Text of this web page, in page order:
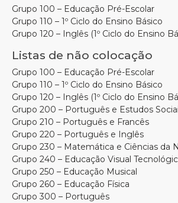
Grupo 100 – Educação Pré-Escolar
Grupo 110 – 1º Ciclo do Ensino Básico
Grupo 120 – Inglês (1º Ciclo do Ensino
Listas de não colocação
Grupo 100 – Educação Pré-Escolar
Grupo 110 – 1º Ciclo do Ensino Básico
Grupo 120 – Inglês (1º Ciclo do Ensino
Grupo 200 – Português e Estudos
Grupo 210 – Português e Francês
Grupo 220 – Português e Inglês
Grupo 230 – Matemática e Ciências da
Grupo 240 – Educação Visual
Grupo 250 – Educação Musical
Grupo 260 – Educação Física
Grupo 300 – Português